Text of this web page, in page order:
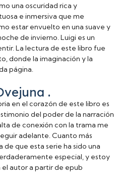
una oscuridad rica y
e inmersiva que me
estar envuelto en una suave y
de invierno. Luigi es un
La lectura de este libro fue
donde la imaginación y la
página.
.
en el corazón de este libro es
del poder de la narración
de conexión con la trama me
adelante. Cuanto más
que esta serie ha sido una
especial, y estoy
autor a partir de epub